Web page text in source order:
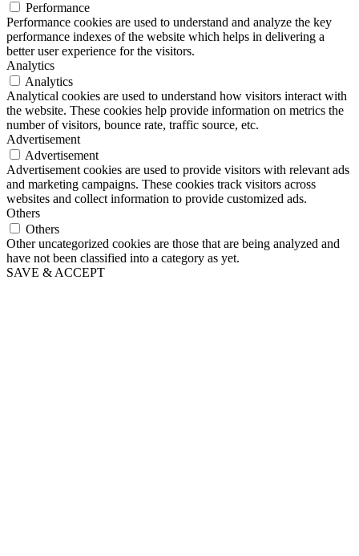
Performance
Performance cookies are used to understand and analyze the key
performance indexes of the website which helps in delivering a
better user experience for the visitors.
Analytics
Analytics
Analytical cookies are used to understand how visitors interact with
the website. These cookies help provide information on metrics the
number of visitors, bounce rate, traffic source, etc.
Advertisement
Advertisement
Advertisement cookies are used to provide visitors with relevant ads
and marketing campaigns. These cookies track visitors across
websites and collect information to provide customized ads.
Others
Others
Other uncategorized cookies are those that are being analyzed and
have not been classified into a category as yet.
SAVE & ACCEPT